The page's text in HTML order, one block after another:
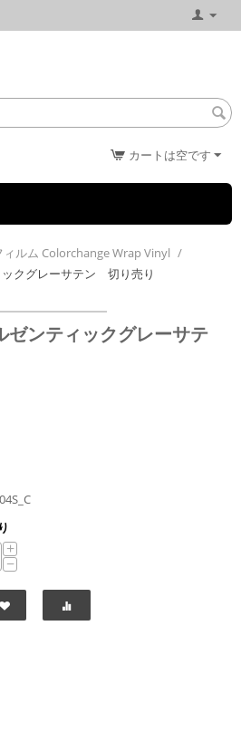
カートは空です
ィルム Colorchange Wrap Vinyl /
クグレーサテン 切り売り
ンティックグレーサテ
+
−